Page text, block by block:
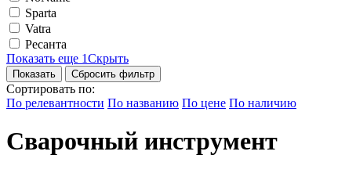
Sparta
Vatra
Ресанта
Показать еще 1Скрыть
Сбросить фильтр
Сортировать по:
По релевантности По названию По цене По наличию
Сварочный инструмент